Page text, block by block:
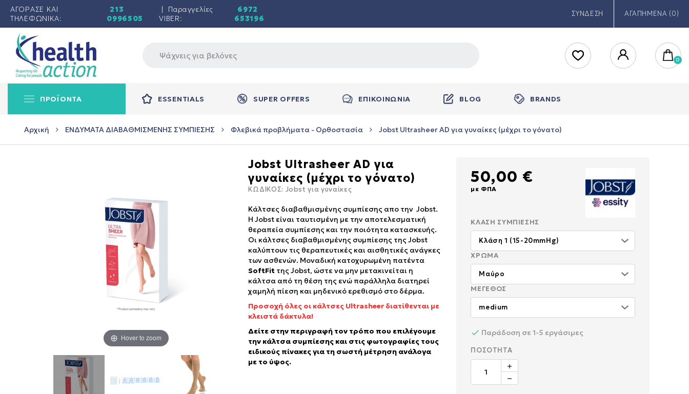
ΑΓΟΡΑΣΕ ΚΑΙ
ΤΗΛΕΦΩΝΙΚΑ:
213
0996505
| Παραγγελίες
VIBER:
6972
653196
ΣΥΝΔΕΣΗ ΑΓΑΠΗΜΕΝΑ (0)
ΠΡΟΪΟΝΤΑ ESSENTIALS SUPER OFFERS ΕΠΙΚΟΙΝΩΝΙΑ BLOG BRANDS
Αρχική ΕΝΔΥΜΑΤΑ ΔΙΑΒΑΘΜΙΣΜΕΝΗΣ ΣΥΜΠΙΕΣΗΣ Φλεβικά προβλήματα - Ορθοστασία Jobst Ultrasheer AD για γυναίκες (μέχρι το γόνατο)
Hover to zoom
Jobst Ultrasheer AD για
γυναίκες (μέχρι το γόνατο)
ΚΩΔΙΚΟΣ: Jobst για γυναίκες
Κάλτσες διαβαθμισμένης συμπίεσης απο την Jobst.
Η Jobst είναι ταυτισμένη με την αποτελεσματική
θεραπεία συμπίεσης και την ποιότητα κατασκευής.
Οι κάλτσες διαβαθμισμένης συμπίεσης της Jobst
καλύπτουν τις θεραπευτικές και αισθητικές ανάγκες
των ασθενών. Μοναδική κατοχυρωμένη πατέντα
SoftFitτης Jobst, ώστε να μην μετακινείται η
κάλτσα από τη θέση της ενώ παράλληλα διατηρεί
χαμηλή πίεση και μηδενικό ερεθισμό στο δέρμα.
Προσοχή όλες οι κάλτσες Ultrasheer διατίθενται με
κλειστά δάκτυλα!
Δείτε στην περιγραφή τον τρόπο που επιλέγουμε
την κάλτσα συμπίεσης και στις φωτογραφίες τους
ειδικούς πίνακες για τη σωστή μέτρηση ανάλογα
με το ύψος.
50,00 €
με ΦΠΑ
ΚΛΆΣΗ ΣΥΜΠΊΕΣΗΣ
ΧΡΏΜΑ
ΜΈΓΕΘΟΣ
Παράδοση σε 1-5 εργάσιμες
ΠΟΣΌΤΗΤΑ